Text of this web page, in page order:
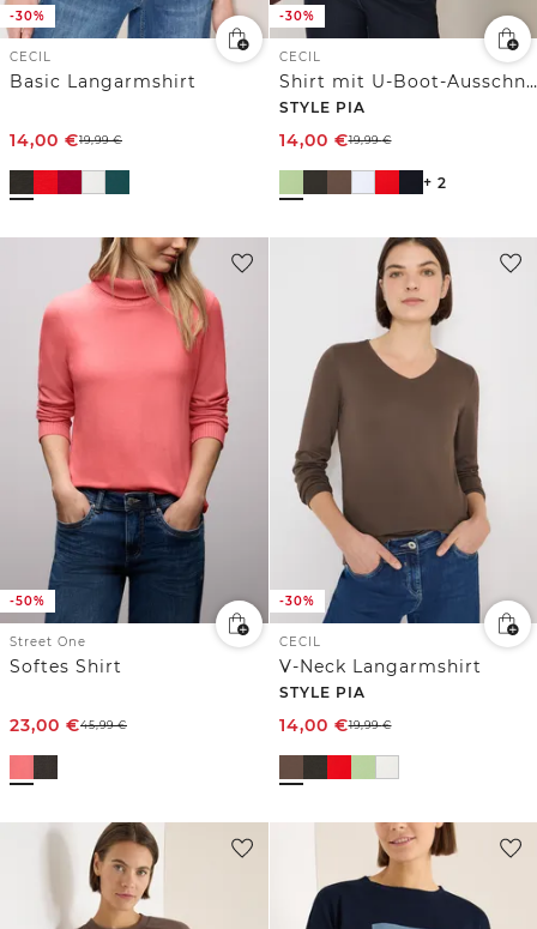
-30%
CECIL
Basic Langarmshirt
14,00 €19,99€
-30%
CECIL
Shirt mit U-Boot-Ausschnitt
STYLE PIA
14,00 €19,99€
+ 2
-50%
Street One
Softes Shirt
23,00 €45,99€
-30%
CECIL
V-Neck Langarmshirt
STYLE PIA
14,00 €19,99€